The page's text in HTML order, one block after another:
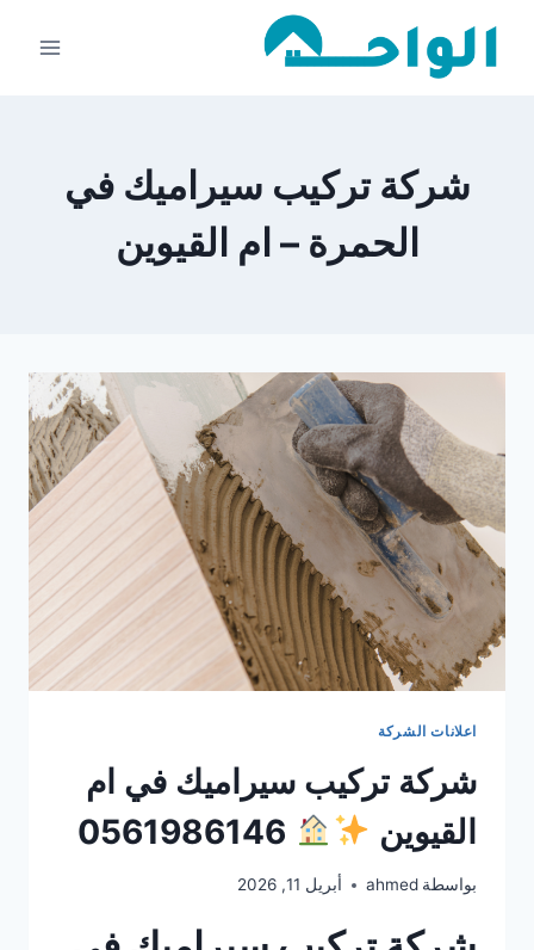
شركة تركيب سيراميك في
الحمرة – ام القيوين
اعلانات الشركة
شركة تركيب سيراميك في ام
القيوين
بواسطة ahmed أبريل 11, 2026